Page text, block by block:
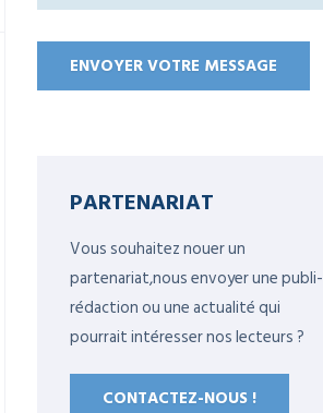
PARTENARIAT
Vous souhaitez nouer un
partenariat,nous envoyer une publi-
rédaction ou une actualité qui
pourrait intéresser nos lecteurs ?
CONTACTEZ-NOUS !